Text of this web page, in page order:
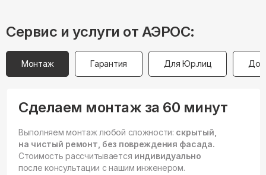
Сервис и услуги от АЭРОС:
Монтаж Гарантия Для Юр.лиц
Сделаем монтаж за 60 минут
Выполняем монтаж любой сложности: скрытый,
на чистый ремонт, без повреждения фасада.
Стоимость рассчитывается индивидуально
после консультации с нашим инженером.